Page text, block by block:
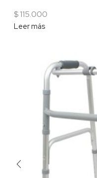
$115.000
Leer más